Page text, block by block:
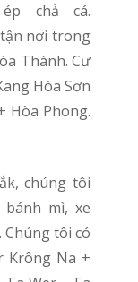
chả cá.
nơi trong
Thành. Cư
Hòa Sơn
Hòa Phong.
mì, xe
Chúng tôi có
Krông Na +